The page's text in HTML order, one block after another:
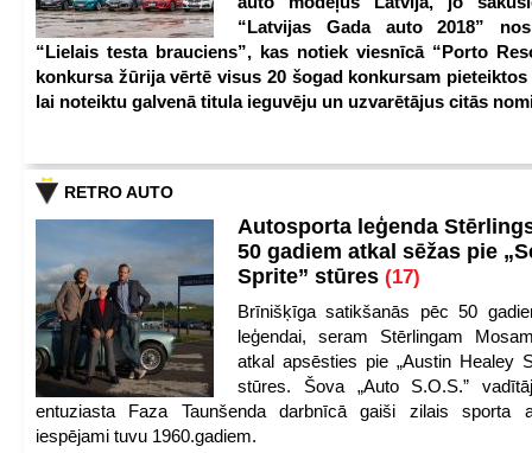
“Latvijas Gada auto 2018”
“Lielais testa brauciens”, kas notiek viesnīcā “Porto
konkursa žūrija vērtē visus 20 šogad konkursam
lai noteiktu galvenā titula ieguvēju un uzvarētājus citās
RETRO AUTO
Autosporta leģenda
50 gadiem atkal sēžas pie
Sprite” stūres (17)
Brīnišķīga satikšanās pēc 50
leģendai, seram Stērlingam
atkal apsēsties pie „Austin Healey
stūres. Šova „Auto S.O.S.”
entuziasta Faza Taunšenda darbnīcā gaiši zilais sporta
iespējami tuvu 1960.gadiem.